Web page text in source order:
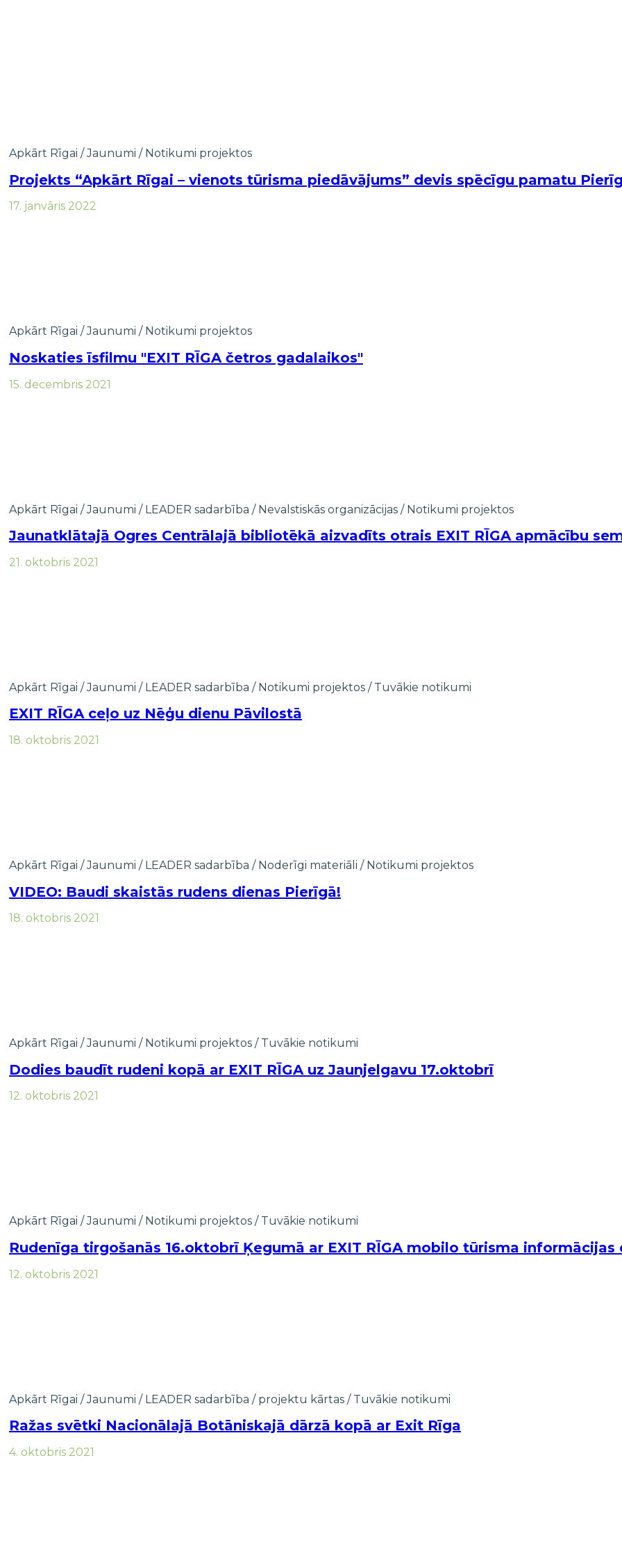
Apkārt Rīgai /Jaunumi / Notikumi projektos
Projekts “Apkārt Rīgai – vienots tūrisma piedāvājums” devis spēcīgu pamatu
17. janvāris 2022
Apkārt Rīgai /Jaunumi / Notikumi projektos
Noskaties īsfilmu "EXIT RĪGA četros gadalaikos"
15. decembris 2021
Apkārt Rīgai /Jaunumi / LEADER sadarbība / Nevalstiskās organizācijas / Notikumi projektos
Jaunatklātajā Ogres Centrālajā bibliotēkā aizvadīts otrais EXIT RĪGA apmācību
21. oktobris 2021
Apkārt Rīgai /Jaunumi / LEADER sadarbība / Notikumi projektos / Tuvākie notikumi
EXIT RĪGA ceļo uz Nēģu dienu Pāvilostā
18. oktobris 2021
Apkārt Rīgai /Jaunumi / LEADER sadarbība / Noderīgi materiāli / Notikumi projektos
VIDEO: Baudi skaistās rudens dienas Pierīgā!
18. oktobris 2021
Apkārt Rīgai /Jaunumi / Notikumi projektos / Tuvākie notikumi
Dodies baudīt rudeni kopā ar EXIT RĪGA uz Jaunjelgavu 17.oktobrī
12. oktobris 2021
Apkārt Rīgai /Jaunumi / Notikumi projektos / Tuvākie notikumi
Rudenīga tirgošanās 16.oktobrī Ķegumā ar EXIT RĪGA mobilo tūrisma informācijas
12. oktobris 2021
Apkārt Rīgai /Jaunumi / LEADER sadarbība / projektu kārtas / Tuvākie notikumi
Ražas svētki Nacionālajā Botāniskajā dārzā kopā ar Exit Rīga
4. oktobris 2021